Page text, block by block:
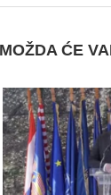
MOŽDA ĆE